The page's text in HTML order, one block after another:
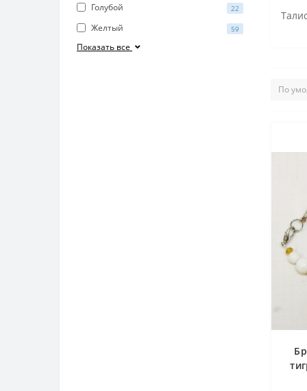
Голубой 22
Желтый 59
Показать все